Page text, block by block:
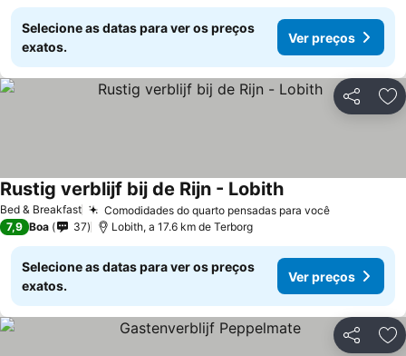
Selecione as datas para ver os preços
exatos.
Ver preços
Partilhar
Bed & Breakfast Comodidades do quarto pensadas para vocêVer preços
Rustig verblijf bij de Rijn - LobithVer preços
7,9 Boa 37 Lobith, a 17.6 km de Terborg
Selecione as datas para ver os preços
exatos.
Ver preços
Partilhar